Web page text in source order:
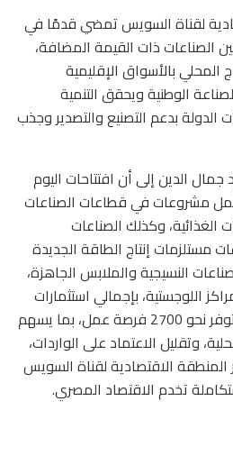
لقناة السويس تمضي قدمًا في
الصناعات ذات القيمة المضافة،
المحلي بالأسواق الإقليمية
الوطنية ويحقق التنمية
الدولة بدعم التصنيع والتصدير وجذب
الدين إلى أن افتتاحات اليوم
مشروعات في قطاعات الصناعات
الغذائية، وكذلك الصناعات
مستلزمات إنتاج الطاقة الجديدة
النسيجية والملابس الجاهزة،
اللوجستية، بإجمالي استثمارات
تتخطى 190 مليون دولار، وتوفر نحو 2700 فرصة عمل، بما يسهم
وتقليل الاعتماد على الواردات،
المنطقة الاقتصادية لقناة السويس
تخدم الاقتصاد المصري.